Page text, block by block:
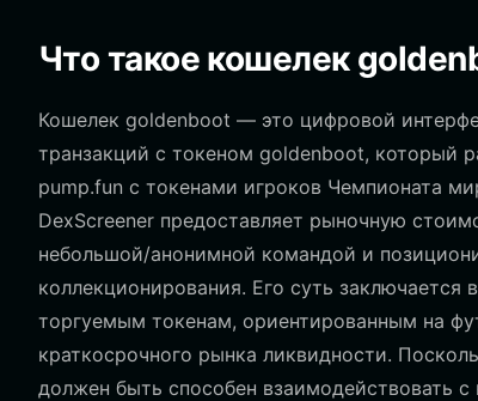
Что такое кошелек
Кошелек goldenboot — это цифровой
транзакций с токеном goldenboot, который
pump.fun с токенами игроков Чемпионата
DexScreener предоставляет рыночную
небольшой/анонимной командой и
коллекционирования. Его суть
торгуемым токенам, ориентированным на
краткосрочного рынка ликвидности.
должен быть способен взаимодействовать